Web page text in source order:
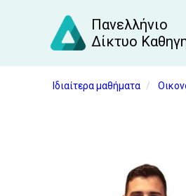
Πανελλήνιο
Δίκτυο
Ιδιαίτερα μαθήματα